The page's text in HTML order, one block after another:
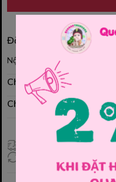
Đặc điểm nổi bật
Nội dung đang được cập nhật
Chính sách mua hàng
Chính sách đổi hàng
Giao hàng toàn quốc
Đổi hàng 3 ngày (HCM),